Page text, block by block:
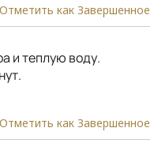
Отметить как Завершенное
и теплую воду.
Отметить как Завершенное